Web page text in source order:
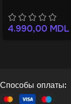
4.990,00 MDL
Способы оплаты: